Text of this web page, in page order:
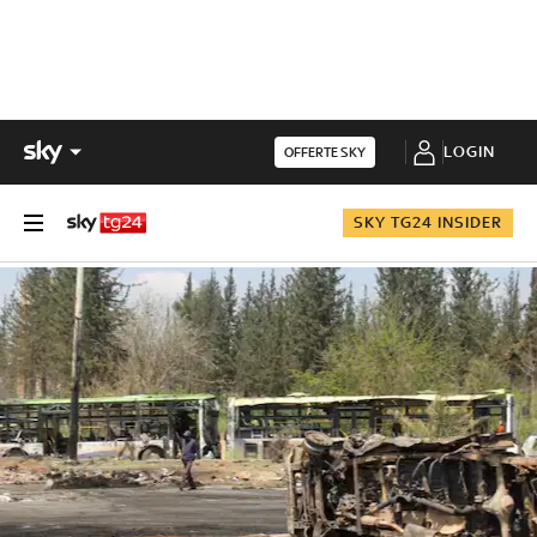
OFFERTE SKY LOGIN
SKY TG24 INSIDER